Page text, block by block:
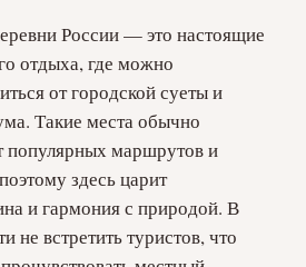
России — это настоящие
отдыха, где можно
от городской суеты и
Такие места обычно
популярных маршрутов и
здесь царит
и гармония с природой. В
не встретить туристов, что